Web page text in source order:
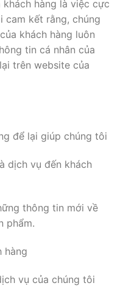
hàng là việc cực
cam kết rằng, chúng
khách hàng luôn
tin cá nhân của
trên website của
để lại giúp chúng tôi
dịch vụ đến khách
thông tin mới về
phẩm.
hàng
vụ của chúng tôi